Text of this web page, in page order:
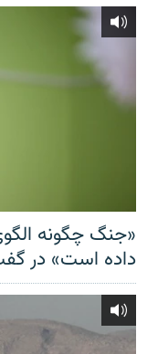
«جنگ چگونه
داده است» در